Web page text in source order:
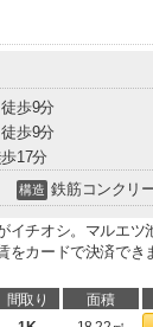
歩9分
歩9分
17分
構造 鉄筋コンクリ
イチオシ。マルエ
をカードで決済でき
間取り 面積